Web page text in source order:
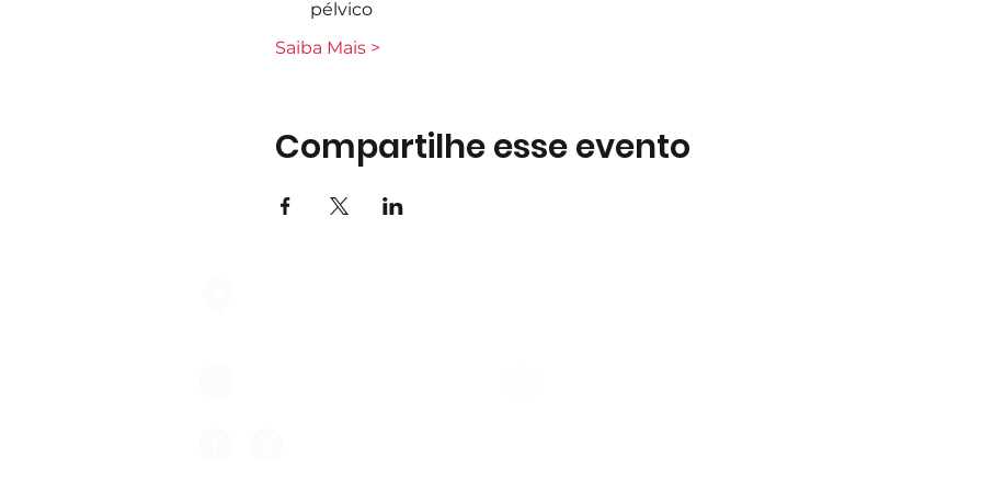
pélvico
Saiba Mais >
Compartilhe esse evento